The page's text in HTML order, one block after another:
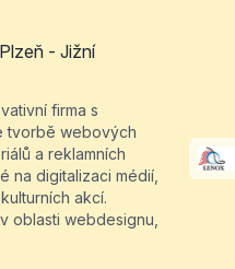
- Jižní
firma s
tvorbě webových
a reklamních
na digitalizaci médií,
akcí.
oblasti webdesignu,